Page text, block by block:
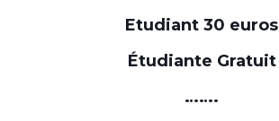
Etudiant 30 euros
Étudiante Gratuit
…….